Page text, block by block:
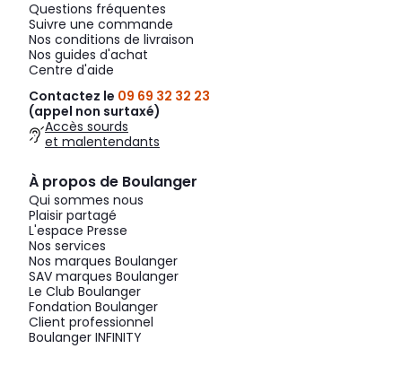
Questions fréquentes
Suivre une commande
Nos conditions de livraison
Nos guides d'achat
Centre d'aide
Contactez le 09 69 32 32 23
(appel non surtaxé)
Accès sourds
et malentendants
À propos de Boulanger
Qui sommes nous
Plaisir partagé
L'espace Presse
Nos services
Nos marques Boulanger
SAV marques Boulanger
Le Club Boulanger
Fondation Boulanger
Client professionnel
Boulanger INFINITY